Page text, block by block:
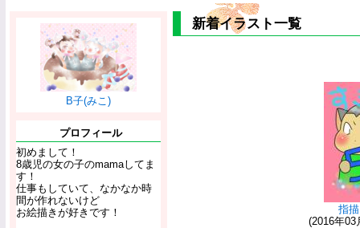
B子(みこ)
プロフィール
初めまして！
8歳児の女の子のmamaしてま
す！
仕事もしていて、なかなか時
間が作れないけど
お絵描きが好きです！
新着イラスト一覧
指
(2016年03